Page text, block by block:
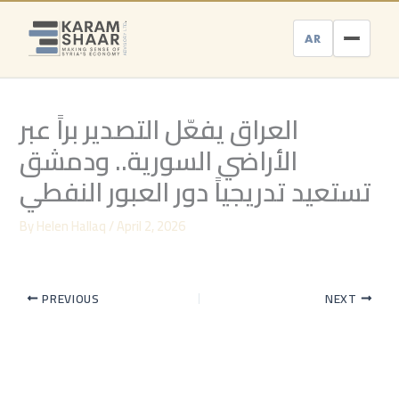
Skip
content
AR
العراق يفعّل التصدير براً عبر
الأراضي السورية.. ودمشق
تستعيد تدريجياً دور العبور النفطي
ByHelen Hallaq/April 2, 2026
PREVIOUS NEXT